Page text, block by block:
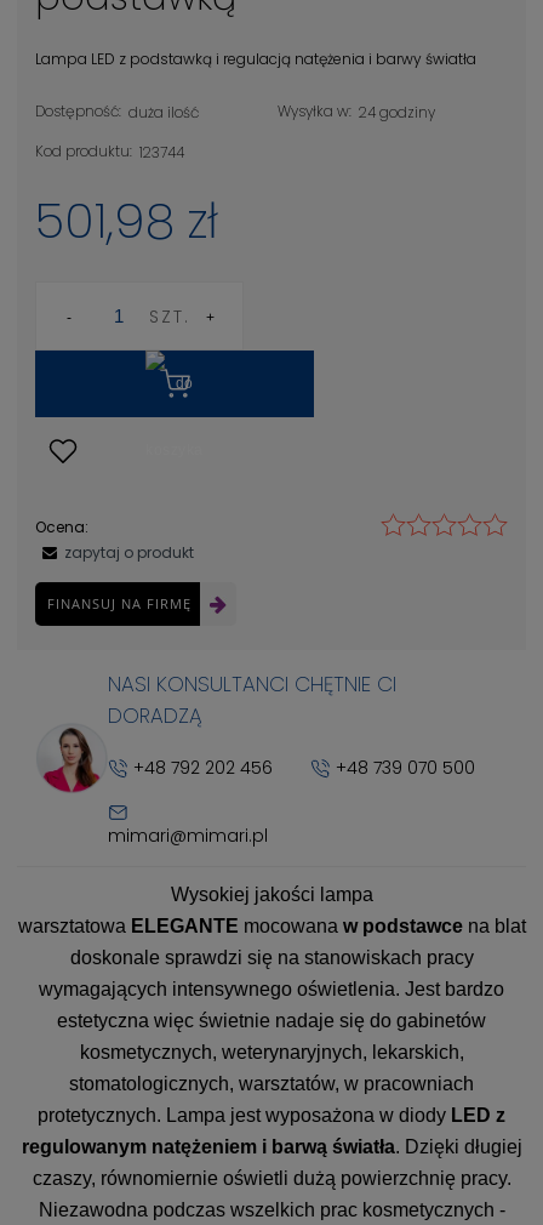
Lampa LED z podstawką i regulacją natężenia i barwy światła
Dostępność: duża ilość Wysyłka w: 24 godziny
Kod produktu: 123744
501,98 zł
SZT.
Ocena:
zapytaj o produkt
FINANSUJ NA FIRMĘ
NASI KONSULTANCI CHĘTNIE CI
DORADZĄ
+48 792 202 456 +48 739 070 500
mimari@mimari.pl
Wysokiej jakości lampa
warsztatowa ELEGANTE mocowana w podstawcena blat
doskonale sprawdzi się na stanowiskach pracy
wymagających intensywnego oświetlenia. Jest bardzo
estetyczna więc świetnie nadaje się do gabinetów
kosmetycznych, weterynaryjnych, lekarskich,
stomatologicznych, warsztatów, w pracowniach
protetycznych. Lampa jest wyposażona w diody LED z
regulowanym natężeniem i barwą światła. Dzięki długiej
czaszy, równomiernie oświetli dużą powierzchnię pracy.
Niezawodna podczas wszelkich prac kosmetycznych -